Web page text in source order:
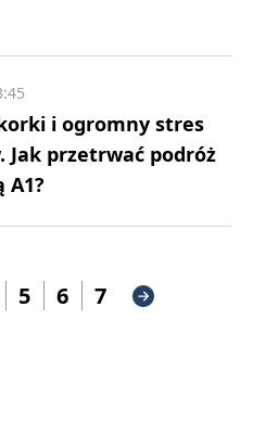
i ogromny stres
Jak przetrwać podróż
5 6 7